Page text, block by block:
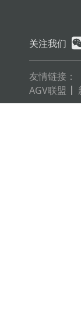
关注我们
友情链接：
AGV联盟